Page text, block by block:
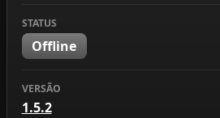
STATUS
Offline
VERSÃO
1.5.2